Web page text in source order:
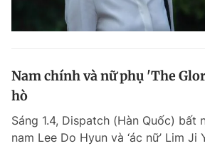
Nam chính và nữ phụ 'The
hò
Sáng 1.4, Dispatch (Hàn Quốc) bất
nam Lee Do Hyun và ‘ác nữ’ Lim Ji